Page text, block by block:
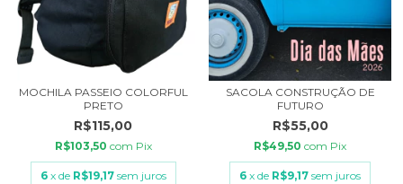
MOCHILA PASSEIO COLORFUL
PRETO
R$115,00
R$103,50 com Pix
6 x de R$19,17 sem juros
SACOLA CONSTRUÇÃO DE
FUTURO
R$55,00
R$49,50 com Pix
6 x de R$9,17 sem juros